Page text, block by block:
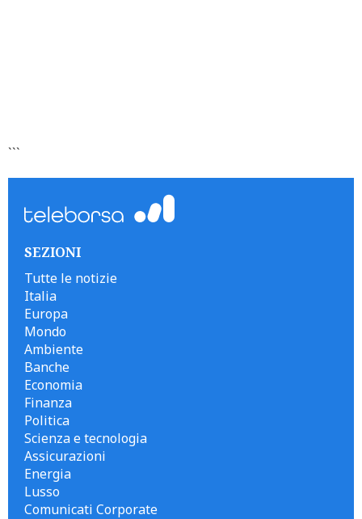
```
SEZIONI
Tutte le notizie
Italia
Europa
Mondo
Ambiente
Banche
Economia
Finanza
Politica
Scienza e tecnologia
Assicurazioni
Energia
Lusso
Comunicati Corporate